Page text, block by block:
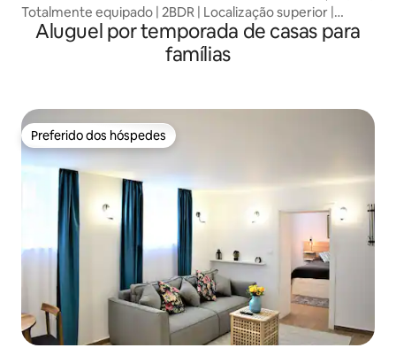
Totalmente equipado | 2BDR | Localização superior |
Espaçoso
Aluguel por temporada de casas para
famílias
Preferido dos hóspedes
Preferido dos hóspedes